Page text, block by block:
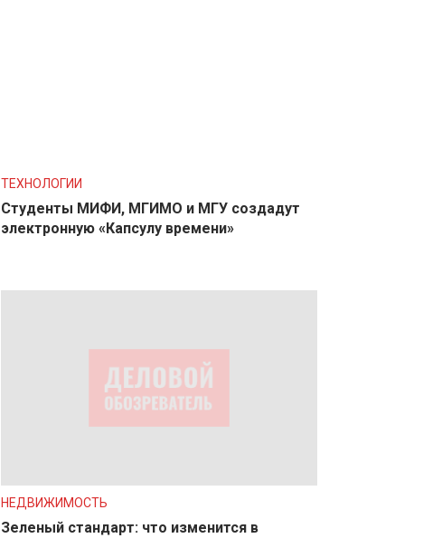
ТЕХНОЛОГИИ
Студенты МИФИ, МГИМО и МГУ создадут
электронную «Капсулу времени»
НЕДВИЖИМОСТЬ
Зеленый стандарт: что изменится в